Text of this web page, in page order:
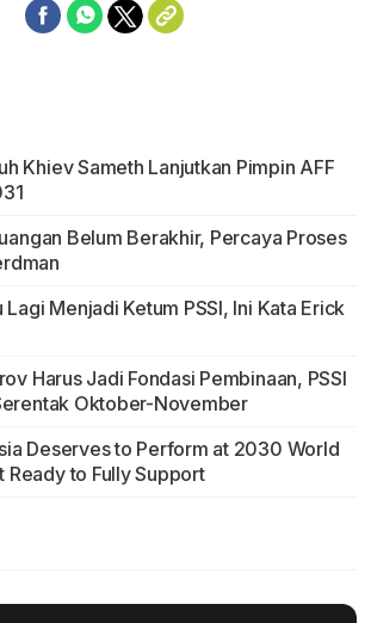
Khiev Sameth Lanjutkan Pimpin AFF
Belum Berakhir, Percaya Proses
Lagi Menjadi Ketum PSSI, Ini Kata Erick
Harus Jadi Fondasi Pembinaan, PSSI
Oktober-November
Deserves to Perform at 2030 World
Ready to Fully Support